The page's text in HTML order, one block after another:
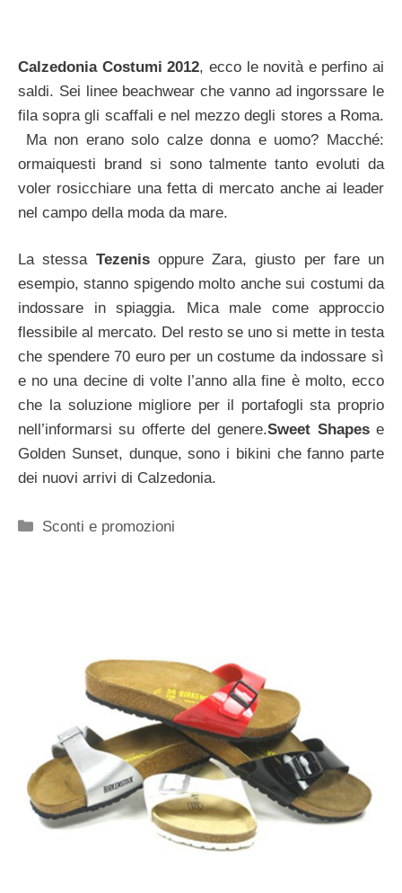
Calzedonia Costumi 2012, ecco le novità e perfino ai
saldi. Sei linee beachwear che vanno ad ingorssare le
fila sopra gli scaffali e nel mezzo degli stores a Roma.
Ma non erano solo calze donna e uomo? Macché:
ormaiquesti brand si sono talmente tanto evoluti da
voler rosicchiare una fetta di mercato anche ai leader
nel campo della moda da mare.
La stessa Tezenisoppure Zara, giusto per fare un
esempio, stanno spigendo molto anche sui costumi da
indossare in spiaggia. Mica male come approccio
flessibile al mercato. Del resto se uno si mette in testa
che spendere 70 euro per un costume da indossare sì
e no una decine di volte l’anno alla fine è molto, ecco
che la soluzione migliore per il portafogli sta proprio
nell’informarsi su offerte del genere.Sweet Shapese
Golden Sunset, dunque, sono i bikini che fanno parte
dei nuovi arrivi di Calzedonia.
Categorie
Sconti e promozioni